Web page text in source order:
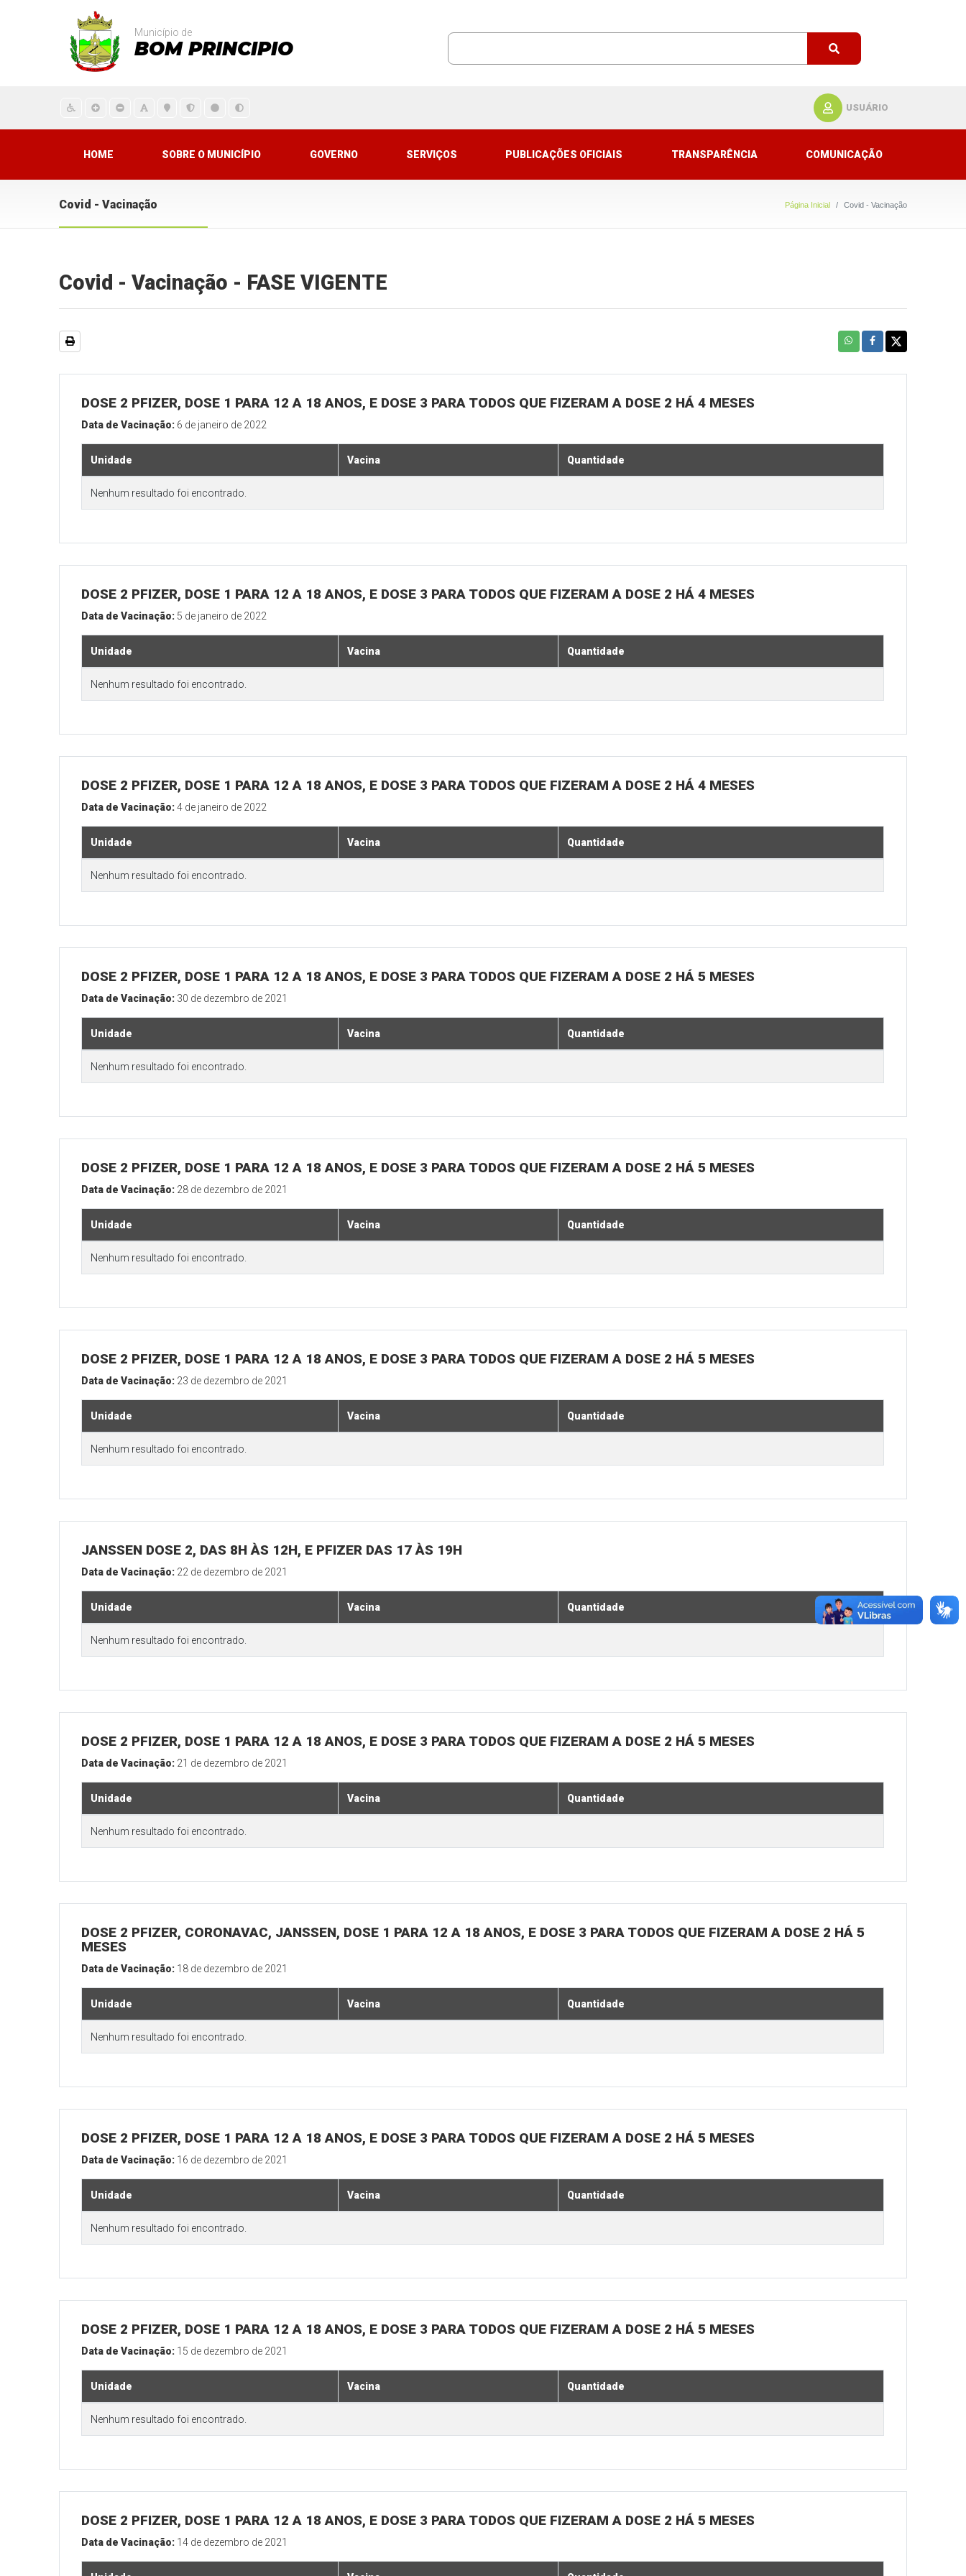
Município de
BOM PRINCIPIO
USUÁRIO
HOME SOBRE O MUNICÍPIO GOVERNO SERVIÇOS PUBLICAÇÕES OFICIAIS TRANSPARÊNCIA COMUNICAÇÃO
Covid - Vacinação Página Inicial Covid - Vacinação
Covid - Vacinação - FASE VIGENTE
DOSE 2 PFIZER, DOSE 1 PARA 12 A 18 ANOS, E DOSE 3 PARA TODOS QUE FIZERAM A DOSE 2 HÁ 4 MESES
Data de Vacinação: 6 de janeiro de 2022
Unidade Vacina Quantidade
Nenhum resultado foi encontrado.
DOSE 2 PFIZER, DOSE 1 PARA 12 A 18 ANOS, E DOSE 3 PARA TODOS QUE FIZERAM A DOSE 2 HÁ 4 MESES
Data de Vacinação: 5 de janeiro de 2022
Unidade Vacina Quantidade
Nenhum resultado foi encontrado.
DOSE 2 PFIZER, DOSE 1 PARA 12 A 18 ANOS, E DOSE 3 PARA TODOS QUE FIZERAM A DOSE 2 HÁ 4 MESES
Data de Vacinação:4 de janeiro de 2022
Unidade Vacina Quantidade
Nenhum resultado foi encontrado.
DOSE 2 PFIZER, DOSE 1 PARA 12 A 18 ANOS, E DOSE 3 PARA TODOS QUE FIZERAM A DOSE 2 HÁ 5 MESES
Data de Vacinação: 30 de dezembro de 2021
Unidade Vacina Quantidade
Nenhum resultado foi encontrado.
DOSE 2 PFIZER, DOSE 1 PARA 12 A 18 ANOS, E DOSE 3 PARA TODOS QUE FIZERAM A DOSE 2 HÁ 5 MESES
Data de Vacinação: 28 de dezembro de 2021
Unidade Vacina Quantidade
Nenhum resultado foi encontrado.
DOSE 2 PFIZER, DOSE 1 PARA 12 A 18 ANOS, E DOSE 3 PARA TODOS QUE FIZERAM A DOSE 2 HÁ 5 MESES
Data de Vacinação: 23 de dezembro de 2021
Unidade Vacina Quantidade
Nenhum resultado foi encontrado.
JANSSEN DOSE 2, DAS 8H ÀS 12H, E PFIZER DAS 17 ÀS 19H
Data de Vacinação: 22 de dezembro de 2021
Unidade Vacina Quantidade
Nenhum resultado foi encontrado.
DOSE 2 PFIZER, DOSE 1 PARA 12 A 18 ANOS, E DOSE 3 PARA TODOS QUE FIZERAM A DOSE 2 HÁ 5 MESES
Data de Vacinação: 21 de dezembro de 2021
Unidade Vacina Quantidade
Nenhum resultado foi encontrado.
DOSE 2 PFIZER, CORONAVAC, JANSSEN, DOSE 1 PARA 12 A 18 ANOS, E DOSE 3 PARA TODOS QUE FIZERAM A DOSE 2 HÁ 5
MESES
Data de Vacinação: 18 de dezembro de 2021
Unidade Vacina Quantidade
Nenhum resultado foi encontrado.
DOSE 2 PFIZER, DOSE 1 PARA 12 A 18 ANOS, E DOSE 3 PARA TODOS QUE FIZERAM A DOSE 2 HÁ 5 MESES
Data de Vacinação: 16 de dezembro de 2021
Unidade Vacina Quantidade
Nenhum resultado foi encontrado.
DOSE 2 PFIZER, DOSE 1 PARA 12 A 18 ANOS, E DOSE 3 PARA TODOS QUE FIZERAM A DOSE 2 HÁ 5 MESES
Data de Vacinação: 15 de dezembro de 2021
Unidade Vacina Quantidade
Nenhum resultado foi encontrado.
DOSE 2 PFIZER, DOSE 1 PARA 12 A 18 ANOS, E DOSE 3 PARA TODOS QUE FIZERAM A DOSE 2 HÁ 5 MESES
Data de Vacinação: 14 de dezembro de 2021